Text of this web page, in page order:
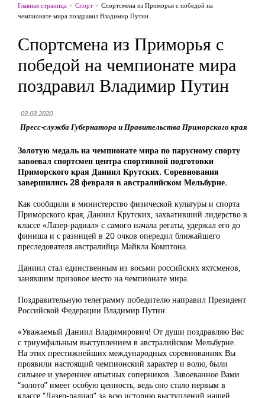
Главная страница Спорт
Спортсмена из Приморья с победой на
чемпионате мира поздравил Владимир Путин
Спортсмена из Приморья с
победой на чемпионате мира
поздравил Владимир Путин
03.03.2020
Пресс-служба Губернатора и Правительства Приморского края
Золотую медаль на чемпионате мира по парусному спорту
завоевал спортсмен центра спортивной подготовки
Приморского края Даниил Крутских. Соревнования
завершились 28 февраля в австралийском Мельбурне.
Как сообщили в министерство физической культуры и спорта
Приморского края, Даниил Крутских, захвативший лидерство в
классе «Лазер-радиал» с самого начала регаты, удержал его до
финиша и с разницей в 20 очков опередил ближайшего
преследователя австралийца Майкла Комптона.
Даниил стал единственным из восьми российских яхтсменов,
занявшим призовое место на чемпионате мира.
Поздравительную телеграмму победителю направил Президент
Российской Федерации Владимир Путин.
«Уважаемый Даниил Владимирович! От души поздравляю Вас
с триумфальным выступлением в австралийском Мельбурне.
На этих престижнейших международных соревнованиях Вы
проявили настоящий чемпионский характер и волю, были
сильнее и увереннее опытных соперников. Завоеванное Вами
“золото” имеет особую ценность, ведь оно стало первым в
классе “Лазер-радиал” за всю историю выступлений нашей